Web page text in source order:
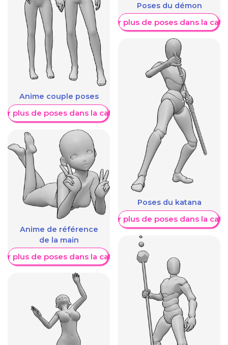
Anime couple poses
plus de poses dans la catégorie
Anime de référence
de la main
plus de poses dans la catégorie
Poses du démon
Afficher plus de poses dans la
Poses du katana
Afficher plus de poses dans la